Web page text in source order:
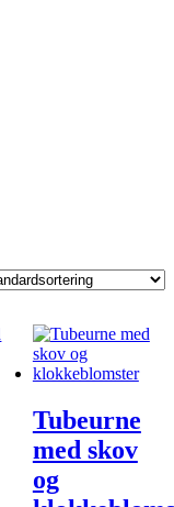
Tubeurne
med skov
og